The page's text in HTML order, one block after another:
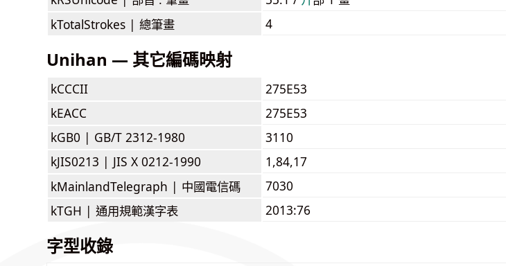
kTotalStrokes | 總筆畫 4
Unihan — 其它編碼映射
kCCCII
275E53
kEACC
275E53
kGB0 | GB/T 2312-1980
3110
kJIS0213 | JIS X 0212-1990
1,84,17
kMainlandTelegraph | 中國電信碼
7030
kTGH | 通用規範漢字表 2013:76
字型收錄